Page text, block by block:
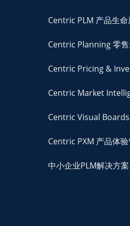
Centric PLM 产品生
Centric Planning 零
Centric Pricing &
Centric Market
Centric Visual
Centric PXM 产品体
中小企业PLM解决方案